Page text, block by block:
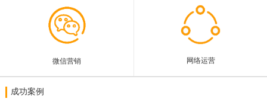
微信营销 网络运营
成功案例